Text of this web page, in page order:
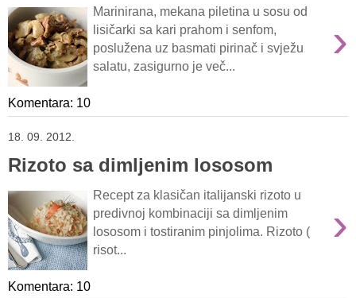
›
Marinirana, mekana piletina u sosu od
lisičarki sa kari prahom i senfom,
poslužena uz basmati pirinač i svježu
salatu, zasigurno je več...
Komentara: 10
18. 09. 2012.
Rizoto sa dimljenim lososom
›
Recept za klasičan italijanski rizoto u
predivnoj kombinaciji sa dimljenim
lososom i tostiranim pinjolima. Rizoto (
risot...
Komentara: 10